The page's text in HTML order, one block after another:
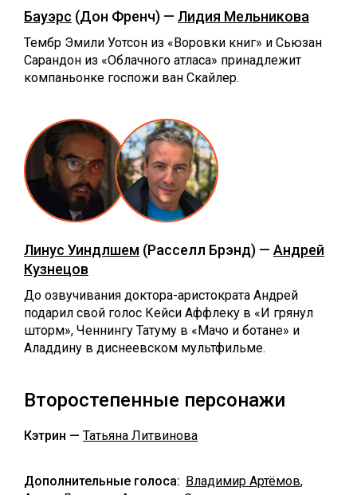
Бауэрс (Дон Френч) — Лидия Мельникова
Тембр Эмили Уотсон из «‎Воровки книг» и Сьюзан
Сарандон из «‎Облачного атласа» принадлежит
компаньонке госпожи ван Скайлер.
Линус Уиндлшем (Расселл Брэнд) — Андрей
Кузнецов
До озвучивания доктора-аристократа Андрей
подарил свой голос Кейси Аффлеку в «‎И грянул
шторм», Ченнингу Татуму в «‎Мачо и ботане» и
Аладдину в диснеевском мультфильме.
Второстепенные персонажи
Кэтрин — Татьяна Литвинова
Дополнительные голоса: Владимир Артёмов,